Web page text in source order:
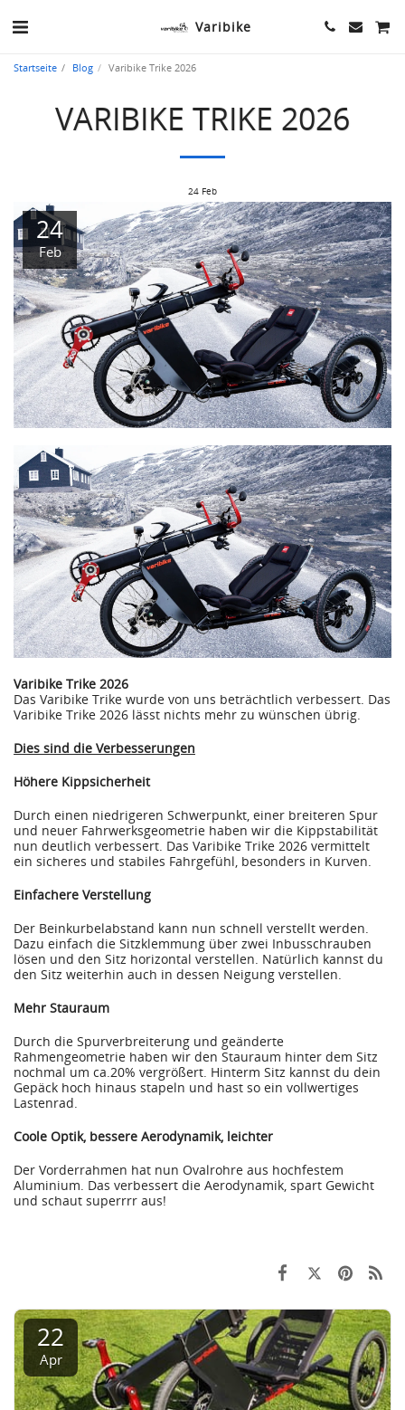
Varibike
Startseite Blog Varibike Trike 2026
VARIBIKE TRIKE 2026
24 Feb
24
Feb
Varibike Trike 2026
Das Varibike Trike wurde von uns beträchtlich verbessert. Das
Varibike Trike 2026 lässt nichts mehr zu wünschen übrig.
Dies sind die Verbesserungen
Höhere Kippsicherheit
Durch einen niedrigeren Schwerpunkt, einer breiteren Spur
und neuer Fahrwerksgeometrie haben wir die Kippstabilität
nun deutlich verbessert. Das Varibike Trike 2026 vermittelt
ein sicheres und stabiles Fahrgefühl, besonders in Kurven.
Einfachere Verstellung
Der Beinkurbelabstand kann nun schnell verstellt werden.
Dazu einfach die Sitzklemmung über zwei Inbusschrauben
lösen und den Sitz horizontal verstellen. Natürlich kannst du
den Sitz weiterhin auch in dessen Neigung verstellen.
Mehr Stauraum
Durch die Spurverbreiterung und geänderte
Rahmengeometrie haben wir den Stauraum hinter dem Sitz
nochmal um ca.20% vergrößert. Hinterm Sitz kannst du dein
Gepäck hoch hinaus stapeln und hast so ein vollwertiges
Lastenrad.
Coole Optik, bessere Aerodynamik, leichter
Der Vorderrahmen hat nun Ovalrohre aus hochfestem
Aluminium. Das verbessert die Aerodynamik, spart Gewicht
und schaut superrrr aus!
22
Apr